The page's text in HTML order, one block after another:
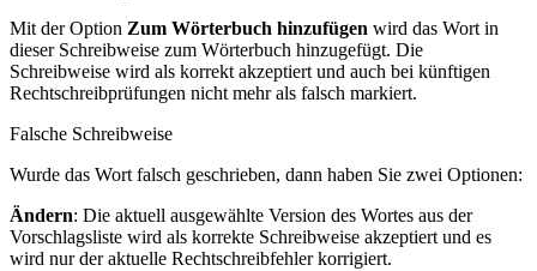
Mit der Option Zum Wörterbuch hinzufügen wird das Wort in
dieser Schreibweise zum Wörterbuch hinzugefügt. Die
Schreibweise wird als korrekt akzeptiert und auch bei künftigen
Rechtschreibprüfungen nicht mehr als falsch markiert.
Falsche Schreibweise
Wurde das Wort falsch geschrieben, dann haben Sie zwei Optionen:
Ändern: Die aktuell ausgewählte Version des Wortes aus der
Vorschlagsliste wird als korrekte Schreibweise akzeptiert und es
wird nur der aktuelle Rechtschreibfehler korrigiert.